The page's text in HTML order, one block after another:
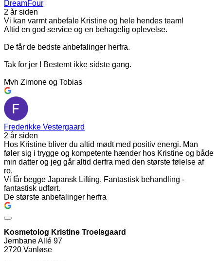
DreamFour
2 år siden
Vi kan varmt anbefale Kristine og hele hendes team!
Altid en god service og en behagelig oplevelse.
De får de bedste anbefalinger herfra.
Tak for jer ! Bestemt ikke sidste gang.
Mvh Zimone og Tobias
Frederikke Vestergaard
2 år siden
Hos Kristine bliver du altid mødt med positiv energi. Man
føler sig i trygge og kompetente hænder hos Kristine og både
min datter og jeg går altid derfra med den største følelse af
ro.
Vi får begge Japansk Lifting. Fantastisk behandling -
fantastisk udført.
De største anbefalinger herfra
Kosmetolog Kristine Troelsgaard
Jernbane Allé 97
2720 Vanløse